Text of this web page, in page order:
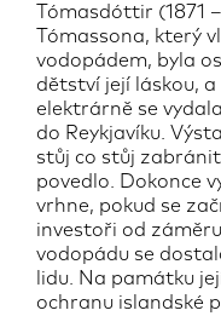
Tómasdóttir (1871
Tómassona, který
vodopádem, byla
dětství její láskou,
elektrárně se
do Reykjavíku.
stůj co stůj
povedlo. Dokonce
vrhne, pokud se
investoři od
vodopádu se
lidu. Na památku
ochranu islandské